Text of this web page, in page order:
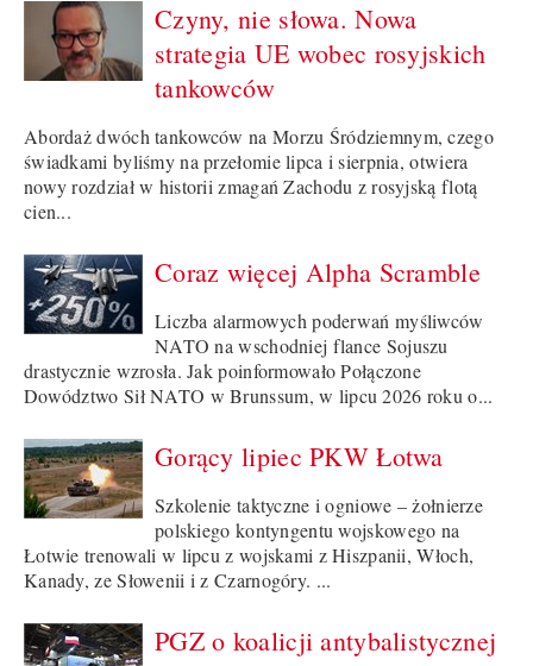
Czyny, nie słowa. Nowa
strategia UE wobec rosyjskich
tankowców
Abordaż dwóch tankowców na Morzu Śródziemnym, czego
świadkami byliśmy na przełomie lipca i sierpnia, otwiera
nowy rozdział w historii zmagań Zachodu z rosyjską flotą
cien...
Coraz więcej Alpha Scramble
Liczba alarmowych poderwań myśliwców
NATO na wschodniej flance Sojuszu
drastycznie wzrosła. Jak poinformowało Połączone
Dowództwo Sił NATO w Brunssum, w lipcu 2026 roku o...
Gorący lipiec PKW Łotwa
Szkolenie taktyczne i ogniowe – żołnierze
polskiego kontyngentu wojskowego na
Łotwie trenowali w lipcu z wojskami z Hiszpanii, Włoch,
Kanady, ze Słowenii i z Czarnogóry. ...
PGZ o koalicji antybalistycznej